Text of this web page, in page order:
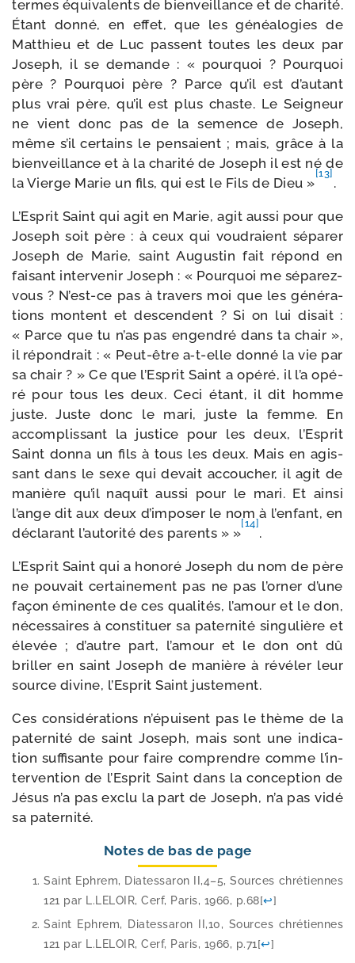
termes équi­va­lents de bien­veillance et de cha­ri­té.
Étant don­né, en effet, que les généa­lo­gies de
Matthieu et de Luc passent toutes les deux par
Joseph, il se demande : « pour­quoi ? Pourquoi
père ? Pourquoi père ? Parce qu’il est d’au­tant
plus vrai père, qu’il est plus chaste. Le Seigneur
ne vient donc pas de la semence de Joseph,
même s’il cer­tains le pen­saient ; mais, grâce à la
bien­veillance et à la cha­ri­té de Joseph il est né de
la Vierge Marie un fils, qui est le Fils de Dieu »
[13]
.
L’Esprit Saint qui agit en Marie, agit aus­si pour que
Joseph soit père : à ceux qui vou­draient sépa­rer
Joseph de Marie, saint Augustin fait répond en
fai­sant inter­ve­nir Joseph : « Pourquoi me séparez-​
vous ? N’est-​ce pas à tra­vers moi que les géné­ra­
tions montent et des­cendent ? Si on lui disait :
« Parce que tu n’as pas engen­dré dans ta chair »,
il répon­drait : « Peut-​être a‑t-​elle don­né la vie par
sa chair ? » Ce que l’Esprit Saint a opé­ré, il l’a opé­
ré pour tous les deux. Ceci étant, il dit homme
juste. Juste donc le mari, juste la femme. En
accom­plis­sant la jus­tice pour les deux, l’Esprit
Saint don­na un fils à tous les deux. Mais en agis­
sant dans le sexe qui devait accou­cher, il agit de
manière qu’il naquît aus­si pour le mari. Et ain­si
l’ange dit aux deux d’im­po­ser le nom à l’en­fant, en
décla­rant l’au­to­ri­té des parents » »
[14]
.
L’Esprit Saint qui a hono­ré Joseph du nom de père
ne pou­vait cer­tai­ne­ment pas ne pas l’or­ner d’une
façon émi­nente de ces qua­li­tés, l’a­mour et le don,
néces­saires à consti­tuer sa pater­ni­té sin­gu­lière et
éle­vée ; d’autre part, l’a­mour et le don ont dû
briller en saint Joseph de manière à révé­ler leur
source divine, l’Esprit Saint justement.
Ces consi­dé­ra­tions n’é­puisent pas le thème de la
pater­ni­té de saint Joseph, mais sont une indi­ca­
tion suf­fi­sante pour faire com­prendre comme l’in­
ter­ven­tion de l’Esprit Saint dans la concep­tion de
Jésus n’a pas exclu la part de Joseph, n’a pas vidé
sa paternité.
Notes de bas de page
Saint Ephrem, Diatessaron II,4–5, Sources chré­tiennes
121 par L.LELOIR, Cerf, Paris, 1966, p.68[↩]
Saint Ephrem, Diatessaron II,10, Sources chré­tiennes
121 par L.LELOIR, Cerf, Paris, 1966, p.71[↩]